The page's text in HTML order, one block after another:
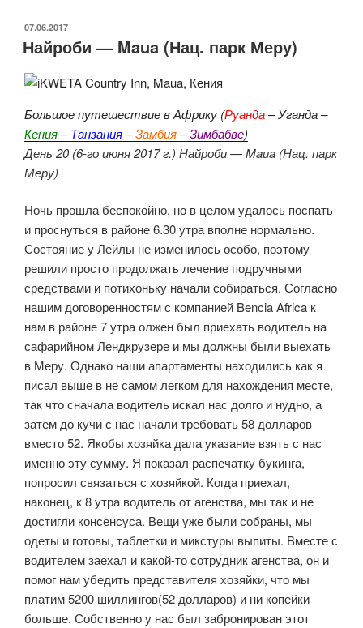
Наньюки»
ОПУБЛИКОВАНО
07.06.2017
Найроби — Maua (Нац. парк Меру)
Большое путешествие в Африку (Руанда– Уганда –
Кения–Танзания–Замбия–Зимбабве)
День 20 (6-го июня 2017 г.) Найроби — Maua (Нац. парк
Меру)
Ночь прошла беспокойно, но в целом удалось поспать
и проснуться в районе 6.30 утра вполне нормально.
Состояние у Лейлы не изменилось особо, поэтому
решили просто продолжать лечение подручными
средствами и потихоньку начали собираться. Согласно
нашим договоренностям с компанией Bencia Africa к
нам в районе 7 утра олжен был приехать водитель на
сафарийном Лендкрузере и мы должны были выехать
в Меру. Однако наши апартаменты находились как я
писал выше в не самом легком для нахождения месте,
так что сначала водитель искал нас долго и нудно, а
затем до кучи с нас начали требовать 58 долларов
вместо 52. Якобы хозяйка дала указание взять с нас
именно эту сумму. Я показал распечатку букинга,
попросил связаться с хозяйкой. Когда приехал,
наконец, к 8 утра водитель от агенства, мы так и не
достигли консенсуса. Вещи уже были собраны, мы
одеты и готовы, таблетки и микстуры выпиты. Вместе с
водителем заехал и какой-то сотрудник агенства, он и
помог нам убедить представителя хозяйки, что мы
платим 5200 шиллингов(52 долларов) и ни копейки
больше. Собственно у нас был забронирован этот